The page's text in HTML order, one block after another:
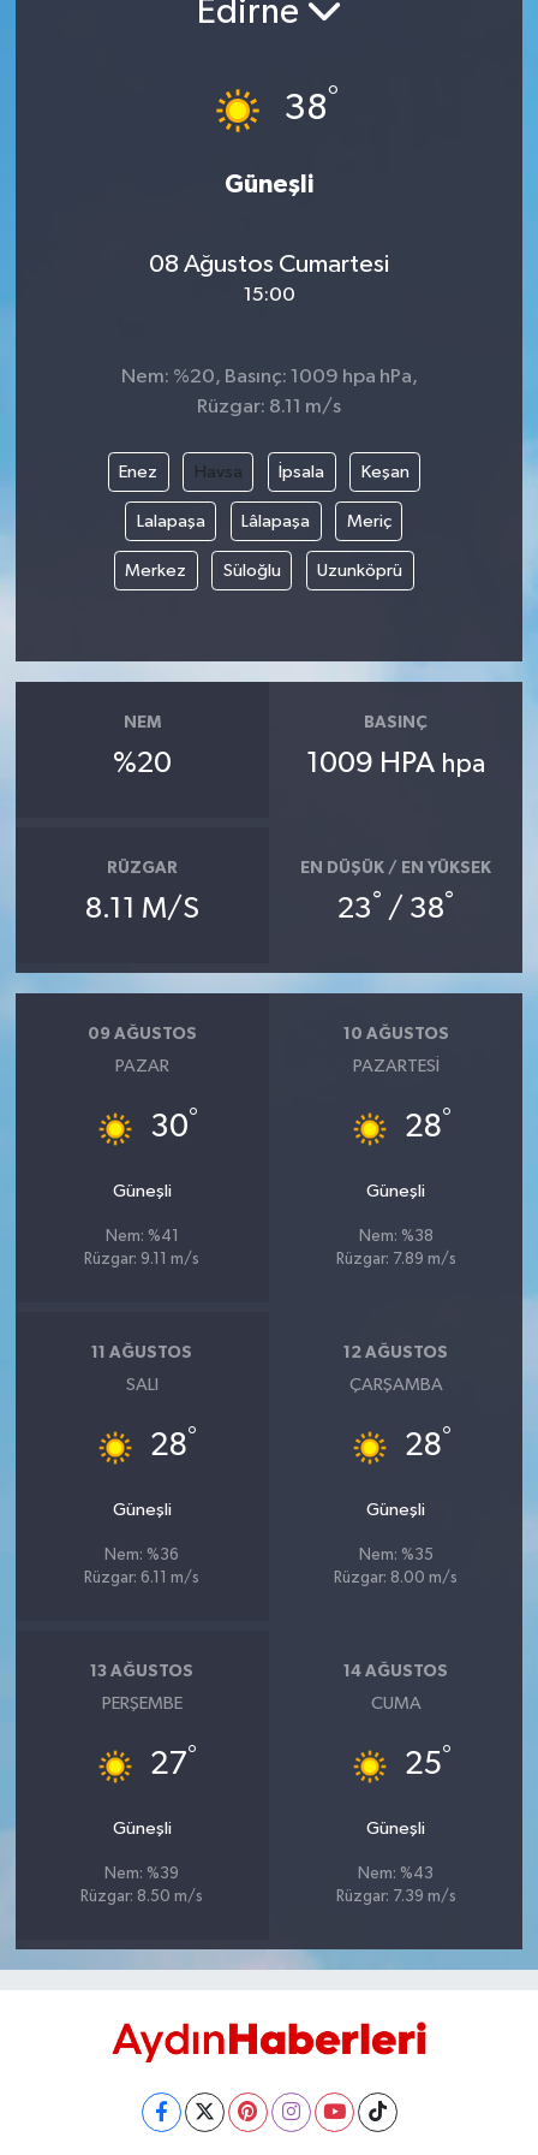
Edirne
38°
Güneşli
08 Ağustos Cumartesi
15:00
Nem: %20, Basınç: 1009 hpa hPa,
Rüzgar: 8.11 m/s
Enez Havsa İpsala Keşan
Lalapaşa Lâlapaşa Meriç
Merkez Süloğlu Uzunköprü
NEM
%20
BASINÇ
1009 HPA hpa
RÜZGAR
8.11 M/S
EN DÜŞÜK / EN YÜKSEK
23° / 38°
09 AĞUSTOS
PAZAR
30°
Güneşli
Nem: %41
Rüzgar: 9.11 m/s
10 AĞUSTOS
PAZARTESI
28°
Güneşli
Nem: %38
Rüzgar: 7.89 m/s
11 AĞUSTOS
SALI
28°
Güneşli
Nem: %36
Rüzgar: 6.11 m/s
12 AĞUSTOS
ÇARŞAMBA
28°
Güneşli
Nem: %35
Rüzgar: 8.00 m/s
13 AĞUSTOS
PERŞEMBE
27°
Güneşli
Nem: %39
Rüzgar: 8.50 m/s
14 AĞUSTOS
CUMA
25°
Güneşli
Nem: %43
Rüzgar: 7.39 m/s
BİLİM VE TEKNOLOJİ
HABERDE İNSAN
KÜLTÜR SANAT
MAGAZİN
SAĞLIK
ŞİRKET HABERLERİ
SPOR
YAŞAM
AFYON
AYDIN
KÜTAHYA
MANİSA
MUĞLA
YURT